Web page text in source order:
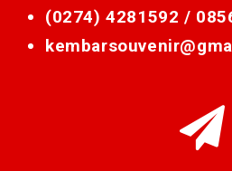
(0274) 4281592 /